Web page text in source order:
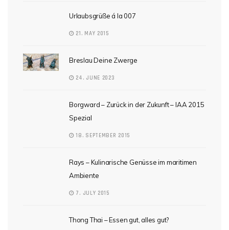
Urlaubsgrüße á la 007
21. MAY 2015
Breslau Deine Zwerge
24. JUNE 2023
Borgward – Zurück in der Zukunft – IAA 2015
Spezial
18. SEPTEMBER 2015
Rays – Kulinarische Genüsse im maritimen
Ambiente
7. JULY 2015
Thong Thai – Essen gut, alles gut?